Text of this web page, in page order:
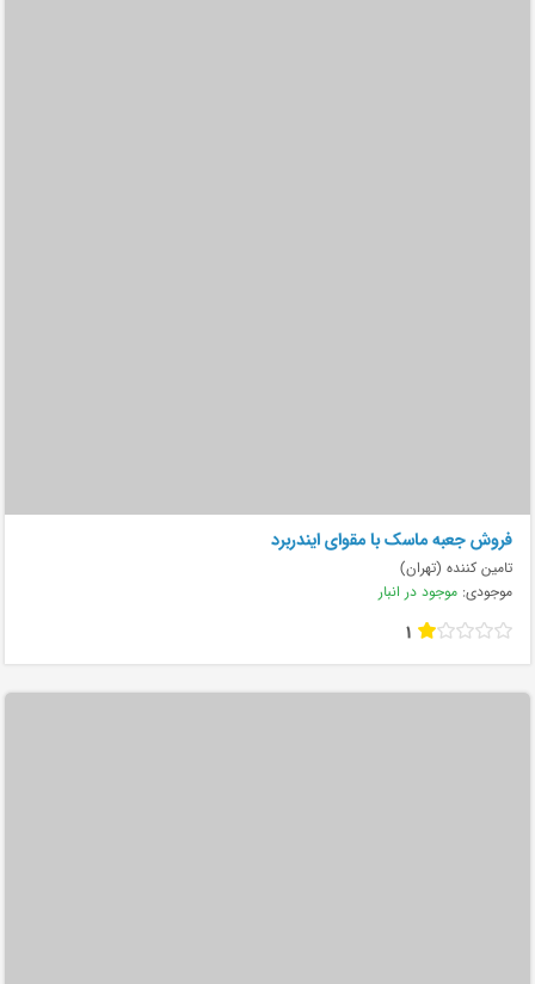
فروش جعبه ماسک با مقوای ایندربرد
تامین کننده (تهران)
موجودی: موجود در انبار
1